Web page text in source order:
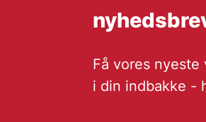
Få vores
i din indbakke -